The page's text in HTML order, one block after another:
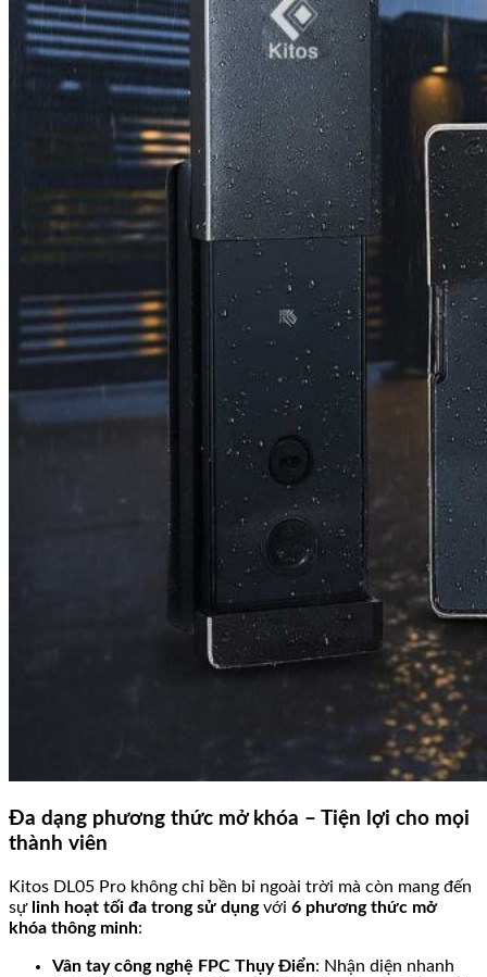
Đa dạng phương thức mở khóa – Tiện lợi cho mọi
thành viên
Kitos DL05 Pro không chỉ bền bỉ ngoài trời mà còn mang đến
sự linh hoạt tối đa trong sử dụngvới 6 phương thức mở
khóa thông minh:
Vân tay công nghệ FPC Thụy Điển: Nhận diện nhanh